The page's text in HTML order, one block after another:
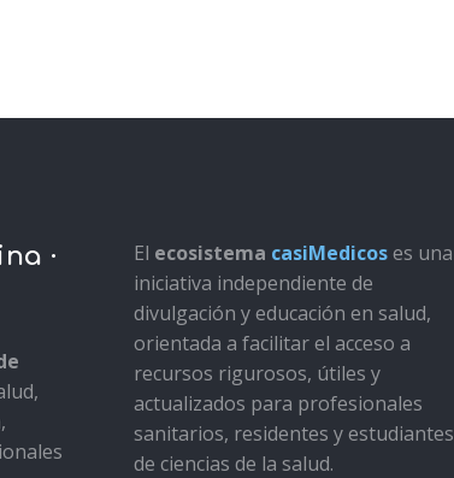
·
El ecosistema casiMedicoses una
iniciativa independiente de
divulgación y educación en salud,
orientada a facilitar el acceso a
recursos rigurosos, útiles y
actualizados para profesionales
sanitarios, residentes y estudiantes
de ciencias de la salud.